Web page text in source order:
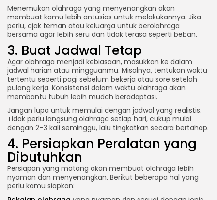
Menemukan olahraga yang menyenangkan akan
membuat kamu lebih antusias untuk melakukannya. Jika
perlu, ajak teman atau keluarga untuk berolahraga
bersama agar lebih seru dan tidak terasa seperti beban.
3. Buat Jadwal Tetap
Agar olahraga menjadi kebiasaan, masukkan ke dalam
jadwal harian atau mingguanmu. Misalnya, tentukan waktu
tertentu seperti pagi sebelum bekerja atau sore setelah
pulang kerja. Konsistensi dalam waktu olahraga akan
membantu tubuh lebih mudah beradaptasi.
Jangan lupa untuk memulai dengan jadwal yang realistis.
Tidak perlu langsung olahraga setiap hari, cukup mulai
dengan 2–3 kali seminggu, lalu tingkatkan secara bertahap.
4. Persiapkan Peralatan yang
Dibutuhkan
Persiapan yang matang akan membuat olahraga lebih
nyaman dan menyenangkan. Berikut beberapa hal yang
perlu kamu siapkan: